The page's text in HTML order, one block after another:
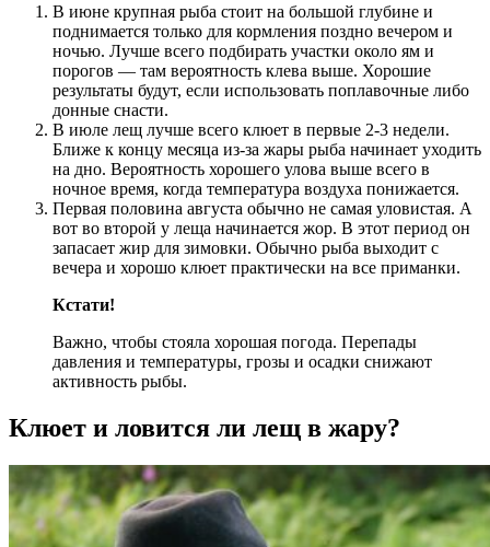
В июне крупная рыба стоит на большой глубине и
поднимается только для кормления поздно вечером и
ночью. Лучше всего подбирать участки около ям и
порогов — там вероятность клева выше. Хорошие
результаты будут, если использовать поплавочные либо
донные снасти.
В июле лещ лучше всего клюет в первые 2-3 недели.
Ближе к концу месяца из-за жары рыба начинает уходить
на дно. Вероятность хорошего улова выше всего в
ночное время, когда температура воздуха понижается.
Первая половина августа обычно не самая уловистая. А
вот во второй у леща начинается жор. В этот период он
запасает жир для зимовки. Обычно рыба выходит с
вечера и хорошо клюет практически на все приманки.
Кстати!
Важно, чтобы стояла хорошая погода. Перепады
давления и температуры, грозы и осадки снижают
активность рыбы.
Клюет и ловится ли лещ в жару?